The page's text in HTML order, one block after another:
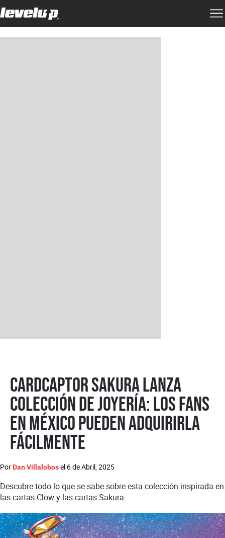
Cardcaptor Sakura lanza
colección de joyería: los fans
en México pueden adquirirla
fácilmente
Por Dan Villalobosel 6 de Abril, 2025
Descubre todo lo que se sabe sobre esta colección inspirada en
las cartas Clow y las cartas Sakura.